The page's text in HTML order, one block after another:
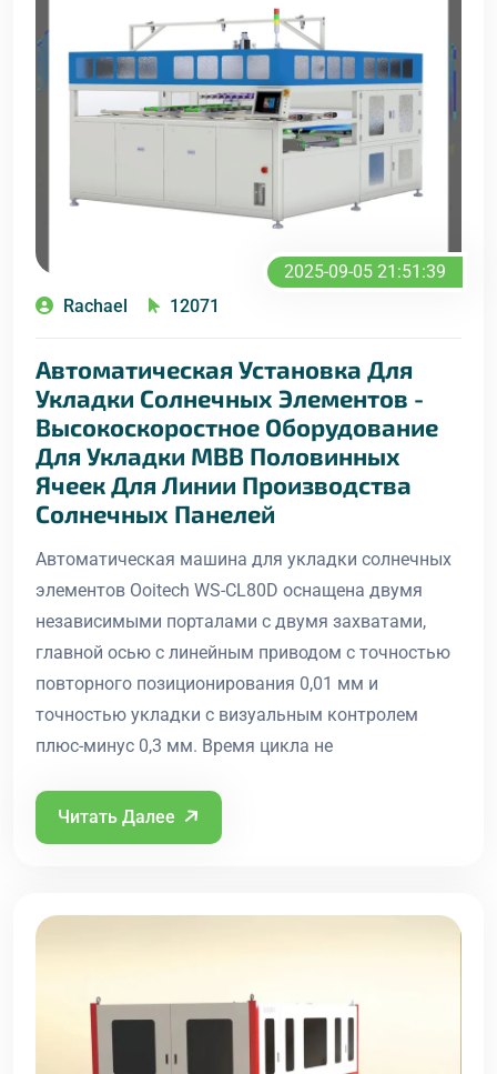
2025-09-05 21:51:39
Rachael
12071
Автоматическая Установка Для
Укладки Солнечных Элементов -
Высокоскоростное Оборудование
Для Укладки MBB Половинных
Ячеек Для Линии Производства
Солнечных Панелей
Автоматическая машина для укладки солнечных
элементов Ooitech WS-CL80D оснащена двумя
независимыми порталами с двумя захватами,
главной осью с линейным приводом с точностью
повторного позиционирования 0,01 мм и
точностью укладки с визуальным контролем
плюс-минус 0,3 мм. Время цикла не
Читать Далее